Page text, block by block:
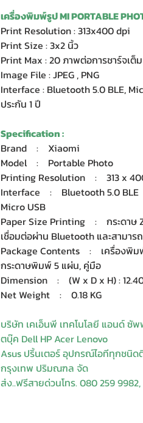
เครื่องพิมพ์รูป MI PORTABLE
Print Resolution : 313x400 dpi
Print Size : 3x2 นิ้ว
Print Max : 20 ภาพต่อการชาร์จเต็
Image File : JPEG , PNG
Interface : Bluetooth 5.0 BLE,
ประกัน 1 ปี
Specification :
Brand : Xiaomi
Model : Portable Photo
Printing Resolution : 313 x
Interface : Bluetooth 5.0 BLE
Micro USB
Paper Size Printing : กระดาษ
เชื่อมต่อผ่าน Bluetooth และสามาร
Package Contents : เครื่องพิม
กระดาษพิมพ์ 5 แผ่น, คู่มือ
Dimension : (W x D x H) :
Net Weight : 0.18 KG
บริษัท เคเอ็นพี เทคโนโลยี แอนด์ ซั
ตบุ๊ค Dell HP Acer Lenovo
Asus ปริ้นเตอร์ อุปกรณ์ไอทีทุกชนิด
กรุงเทพ ปริมณฑล จัด
ส่ง..ฟรีสายด่วนโทร. 080 259 9982,